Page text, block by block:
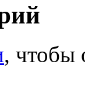
, чтобы